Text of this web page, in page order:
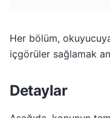
Her bölüm,
içgörüler sağlamak
Detaylar